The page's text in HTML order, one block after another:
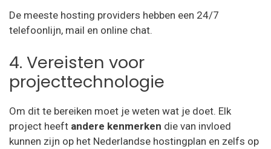
De meeste hosting providers hebben een 24/7
telefoonlijn, mail en online chat.
4. Vereisten voor
projecttechnologie
Om dit te bereiken moet je weten wat je doet. Elk
project heeft andere kenmerken die van invloed
kunnen zijn op het Nederlandse hostingplan en zelfs op